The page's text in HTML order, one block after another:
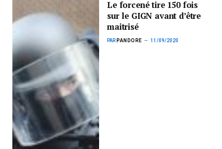
Le forcené tire 150 fois
sur le GIGN avant d’être
maitrisé
PAR PANDORE 11/09/2020